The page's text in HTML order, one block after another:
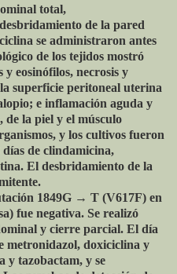
total,
de la pared
se administraron antes
de los tejidos mostró
eosinófilos, necrosis y
superficie peritoneal uterina
e inflamación aguda y
de la piel y el músculo
y los cultivos fueron
días de clindamicina,
El desbridamiento de la
1849G → T (V617F) en
fue negativa. Se realizó
y cierre parcial. El día
metronidazol, doxiciclina y
y tazobactam, y se